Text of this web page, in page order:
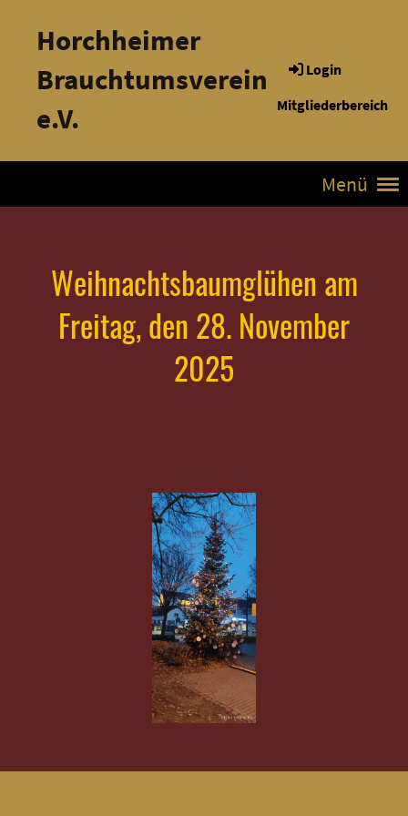
Horchheimer
Brauchtumsverein
e.V.
Login
Mitgliederbereich
Menü
Weihnachtsbaumglühen am
Freitag, den 28. November
2025